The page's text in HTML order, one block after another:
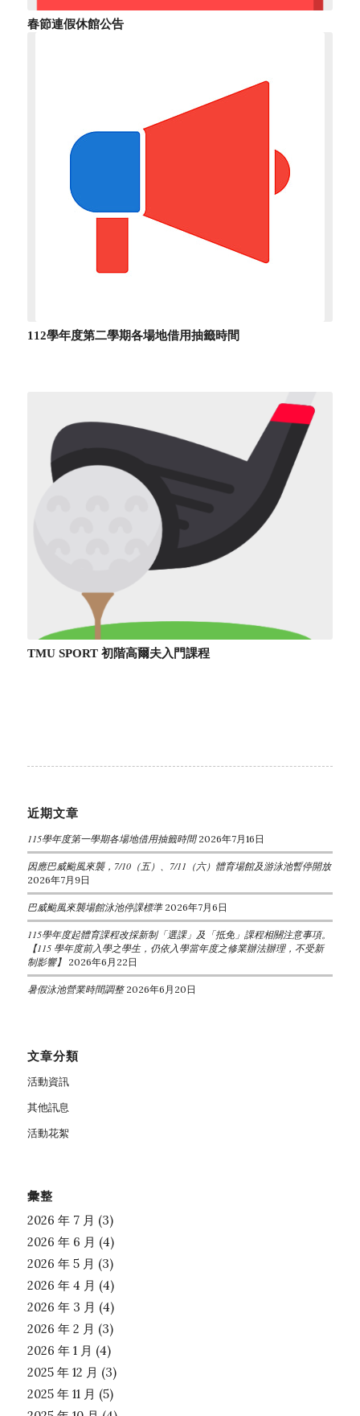
春節連假休館公告
112學年度第二學期各場地借用抽籤時間
TMU SPORT 初階高爾夫入門課程
近期文章
115學年度第一學期各場地借用抽籤時間 2026年7月16日
因應巴威颱風來襲，7/10（五）、7/11（六）體育場館及游泳池暫停開放
2026年7月9日
巴威颱風來襲場館泳池停課標準 2026年7月6日
115學年度起體育課程改採新制「選課」及「抵免」課程相關注意事項。
【115 學年度前入學之學生，仍依入學當年度之修業辦法辦理，不受新
制影響】 2026年6月22日
暑假泳池營業時間調整 2026年6月20日
文章分類
活動資訊
其他訊息
活動花絮
彙整
2026 年 7 月 (3)
2026 年 6 月 (4)
2026 年 5 月 (3)
2026 年 4 月 (4)
2026 年 3 月 (4)
2026 年 2 月 (3)
2026 年 1 月 (4)
2025 年 12 月 (3)
2025 年 11 月 (5)